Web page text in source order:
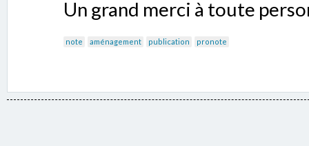
Un grand merci à toute
note aménagement publication pronote